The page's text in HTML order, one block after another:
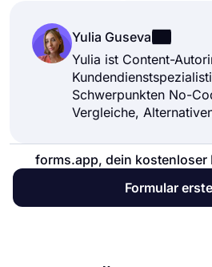
Yulia Guseva
Yulia ist Content-
Schwerpunkten No-
Vergleiche,
forms.app, dein kostenloser
Formular